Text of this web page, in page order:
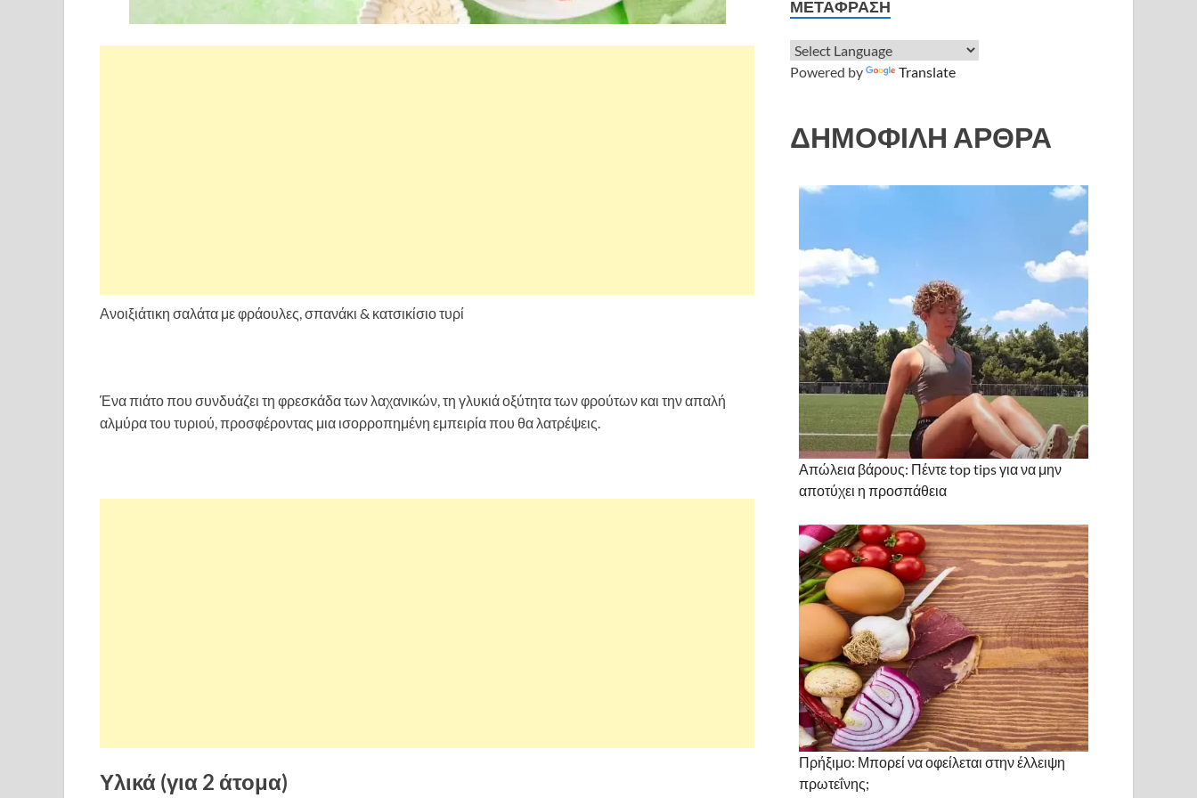
Ανοιξιάτικη σαλάτα με φράουλες, σπανάκι & κατσικίσιο τυρί
Ένα πιάτο που συνδυάζει τη φρεσκάδα των λαχανικών, τη γλυκιά οξύτητα των φρούτων και την απαλή
αλμύρα του τυριού, προσφέροντας μια ισορροπημένη εμπειρία που θα λατρέψεις.
Υλικά (για 2 άτομα)
ΜΕΤΆΦΡΑΣΗ
Powered by Translate
ΔΗΜΟΦΙΛΗ ΑΡΘΡΑ
Απώλεια βάρους: Πέντε top tips για να μην
αποτύχει η προσπάθεια
Πρήξιμο: Μπορεί να οφείλεται στην έλλειψη
πρωτεΐνης;